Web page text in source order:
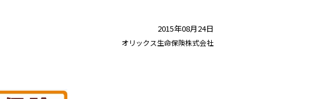
2015年08月24日
オリックス生命保険株式会社